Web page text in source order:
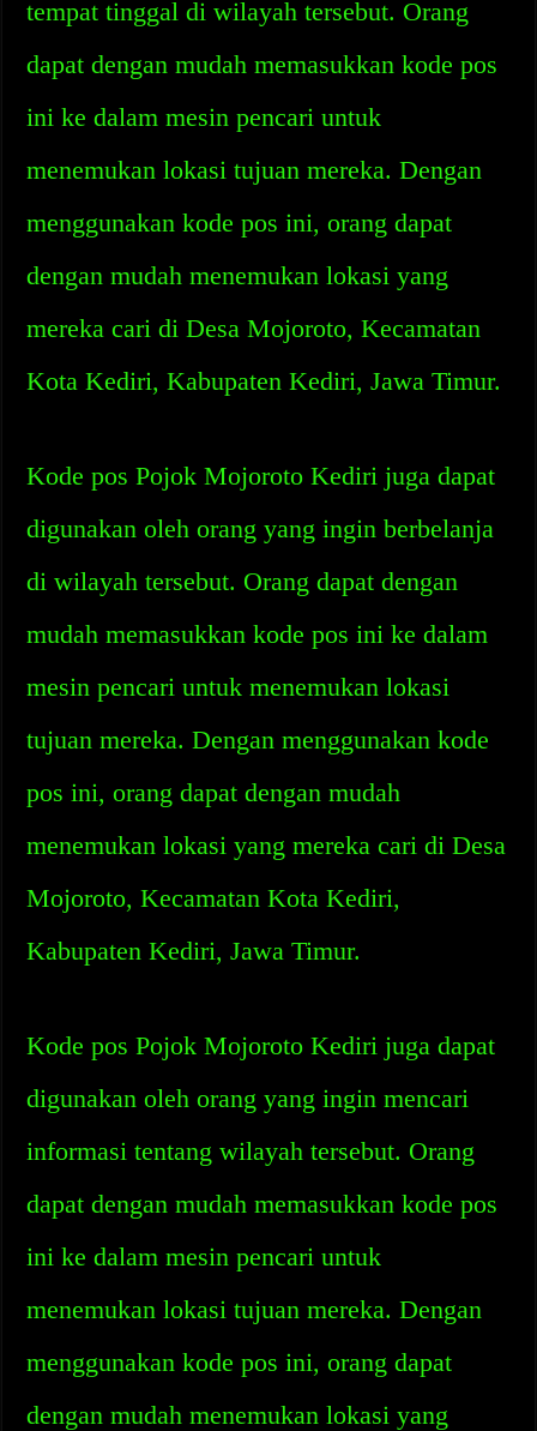
tempat tinggal di wilayah tersebut. Orang
dapat dengan mudah memasukkan kode pos
ini ke dalam mesin pencari untuk
menemukan lokasi tujuan mereka. Dengan
menggunakan kode pos ini, orang dapat
dengan mudah menemukan lokasi yang
mereka cari di Desa Mojoroto, Kecamatan
Kota Kediri, Kabupaten Kediri, Jawa Timur.
Kode pos Pojok Mojoroto Kediri juga dapat
digunakan oleh orang yang ingin berbelanja
di wilayah tersebut. Orang dapat dengan
mudah memasukkan kode pos ini ke dalam
mesin pencari untuk menemukan lokasi
tujuan mereka. Dengan menggunakan kode
pos ini, orang dapat dengan mudah
menemukan lokasi yang mereka cari di Desa
Mojoroto, Kecamatan Kota Kediri,
Kabupaten Kediri, Jawa Timur.
Kode pos Pojok Mojoroto Kediri juga dapat
digunakan oleh orang yang ingin mencari
informasi tentang wilayah tersebut. Orang
dapat dengan mudah memasukkan kode pos
ini ke dalam mesin pencari untuk
menemukan lokasi tujuan mereka. Dengan
menggunakan kode pos ini, orang dapat
dengan mudah menemukan lokasi yang